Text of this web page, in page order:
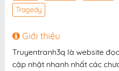
Tragedy
Giới thiệu
Truyentranh3q là website
cập nhật nhanh nhất các